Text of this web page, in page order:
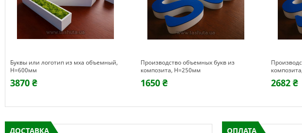
Буквы или логотип из мха объемный,
H=600мм
3870 ₴
Производство объемных букв из
композита, H=250мм
1650 ₴ 2682 ₴
ДОСТАВКА ОПЛАТА